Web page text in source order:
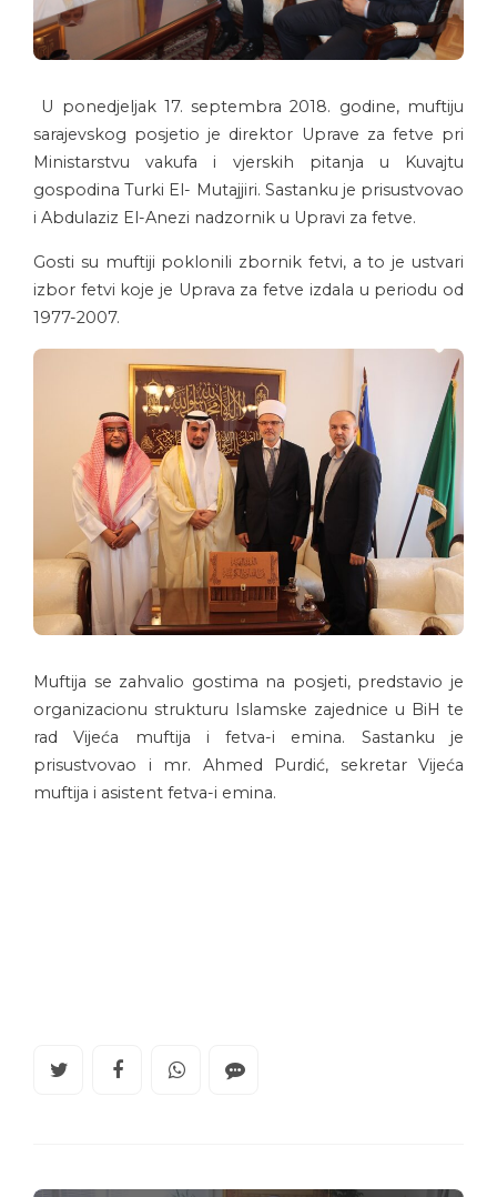
U ponedjeljak 17. septembra 2018. godine, muftiju
sarajevskog posjetio je direktor Uprave za fetve pri
Ministarstvu vakufa i vjerskih pitanja u Kuvajtu
gospodina Turki El- Mutajjiri. Sastanku je prisustvovao
i Abdulaziz El-Anezi nadzornik u Upravi za fetve.
Gosti su muftiji poklonili zbornik fetvi, a to je ustvari
izbor fetvi koje je Uprava za fetve izdala u periodu od
1977-2007.
Muftija se zahvalio gostima na posjeti, predstavio je
organizacionu strukturu Islamske zajednice u BiH te
rad Vijeća muftija i fetva-i emina. Sastanku je
prisustvovao i mr. Ahmed Purdić, sekretar Vijeća
muftija i asistent fetva-i emina.